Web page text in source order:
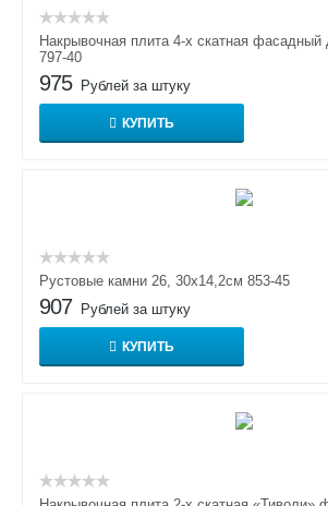
Накрывочная плита 4-х скатная фасадный
797-40
975 Рублей за штуку
КУПИТЬ
Рустовые камни 26, 30х14,2см 853-45
907 Рублей за штуку
КУПИТЬ